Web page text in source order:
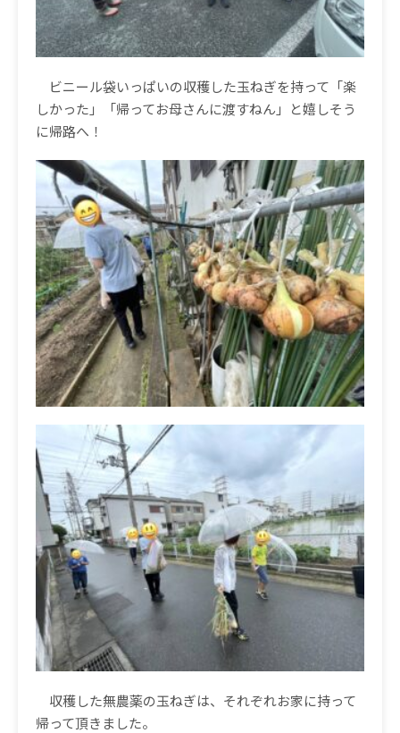
ビニール袋いっぱいの収穫した玉ねぎを持って「楽
しかった」「帰ってお母さんに渡すねん」と嬉しそう
に帰路へ！
収穫した無農薬の玉ねぎは、それぞれお家に持って
帰って頂きました。